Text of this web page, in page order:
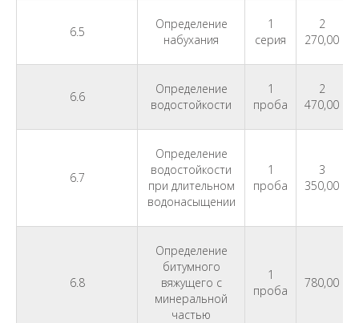
6.5
Определение
набухания
1
серия
2
270,00
6.6
Определение
водостойкости
1
проба
2
470,00
6.7
Определение
водостойкости
при длительном
водонасыщении
1
проба
3
350,00
6.8
Определение
битумного
вяжущего с
минеральной
частью
1
проба
780,00